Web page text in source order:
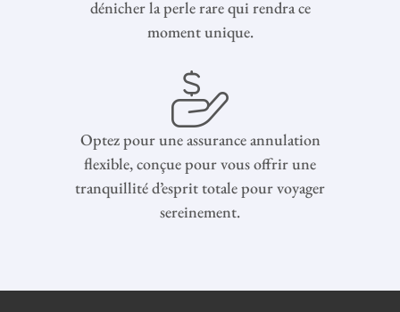
dénicher la perle rare qui rendra ce
moment unique.
Optez pour une assurance annulation
flexible, conçue pour vous offrir une
tranquillité d’esprit totale pour voyager
sereinement.